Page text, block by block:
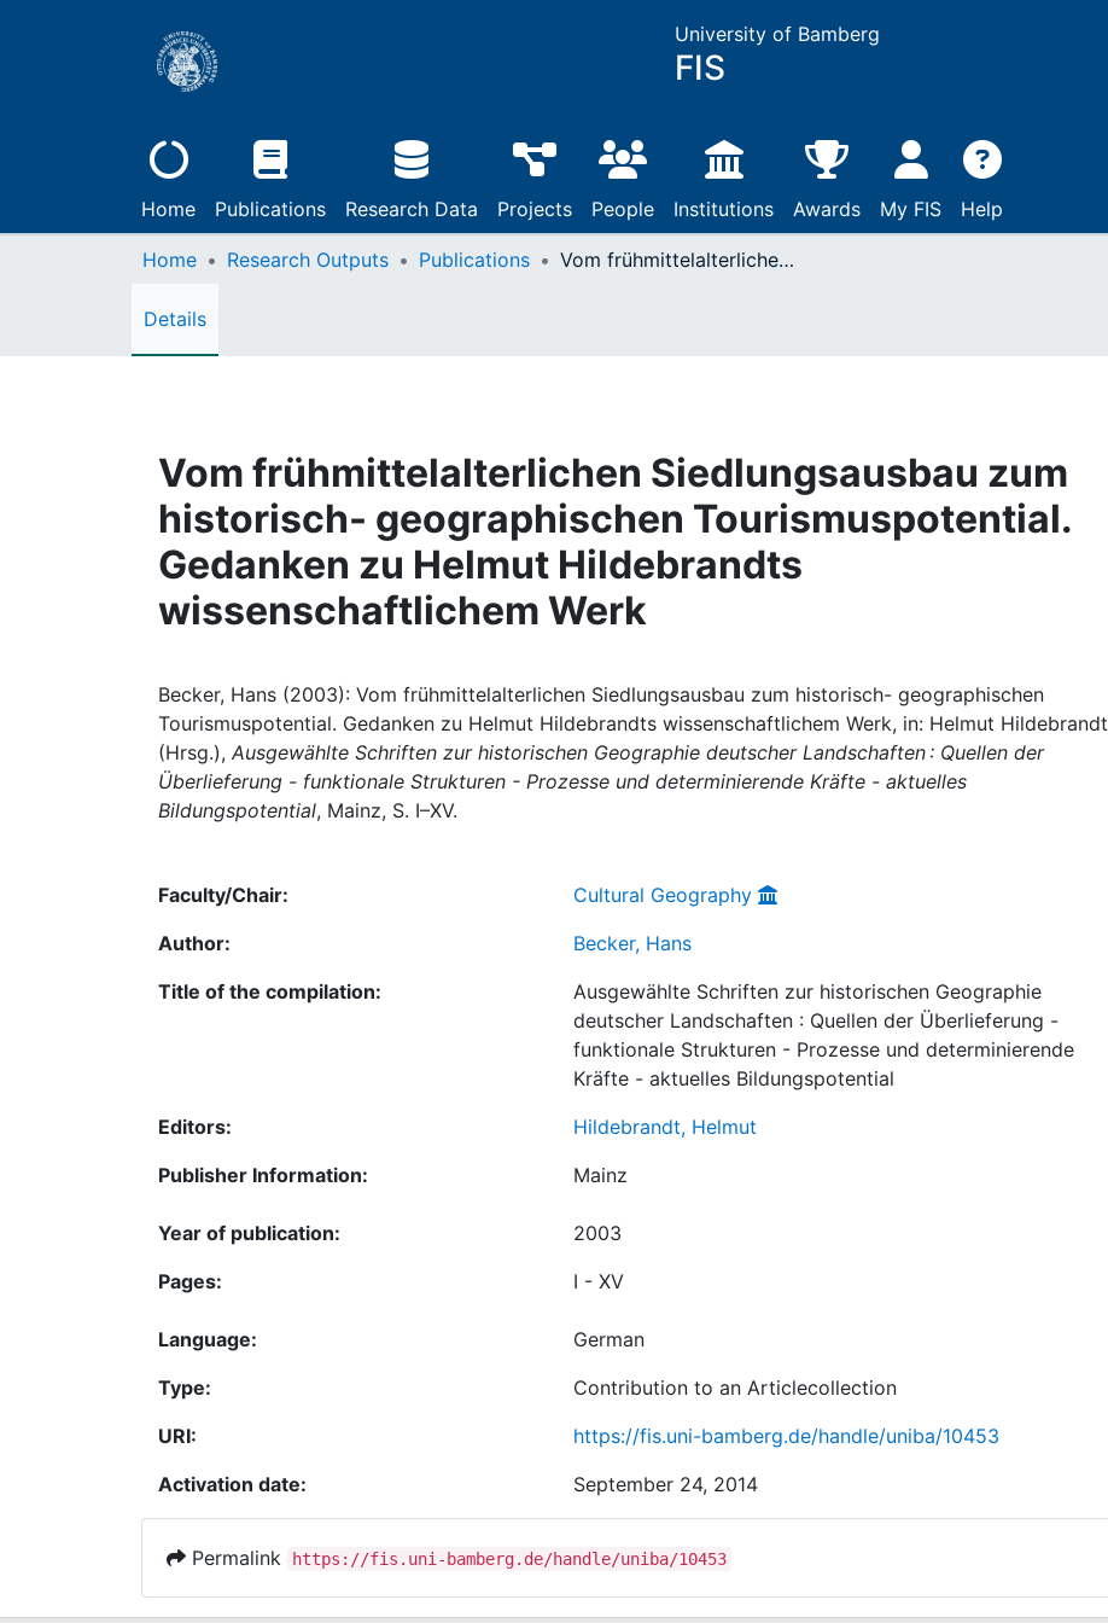
University of Bamberg
FIS
Home Publications Research Data Projects People Institutions Awards My FIS Help
Home Research Outputs Publications Vom frühmittelalterlichen Siedlungsausbau zum historisch- geographischen Tourismuspotential. Gedanken zu Helmut Hildebrandts wissenschaftlichem Werk
Details
Vom frühmittelalterlichen Siedlungsausbau zum
historisch- geographischen Tourismuspotential.
Gedanken zu Helmut Hildebrandts
wissenschaftlichem Werk
Becker, Hans (2003): Vom frühmittelalterlichen Siedlungsausbau zum historisch- geographischen
Tourismuspotential. Gedanken zu Helmut Hildebrandts wissenschaftlichem Werk, in: Helmut Hildebrandt
(Hrsg.), Ausgewählte Schriften zur historischen Geographie deutscher Landschaften : Quellen der
Überlieferung - funktionale Strukturen - Prozesse und determinierende Kräfte - aktuelles
Bildungspotential, Mainz, S. I–XV.
Faculty/Chair:
Cultural Geography
Author:
Becker, Hans
Title of the compilation:
Ausgewählte Schriften zur historischen Geographie
deutscher Landschaften : Quellen der Überlieferung -
funktionale Strukturen - Prozesse und determinierende
Kräfte - aktuelles Bildungspotential
Editors:
Hildebrandt, Helmut
Publisher Information:
Mainz
Year of publication:
2003
Pages:
I - XV
Language:
German
Type:
Contribution to an Articlecollection
URI:
https://fis.uni-bamberg.de/handle/uniba/10453
Activation date:
September 24, 2014
Permalink https://fis.uni-bamberg.de/handle/uniba/10453